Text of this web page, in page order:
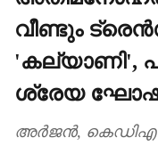
വീണ്ടും
'കല്യാണി',
ശ്രേയ
അർജൻ,